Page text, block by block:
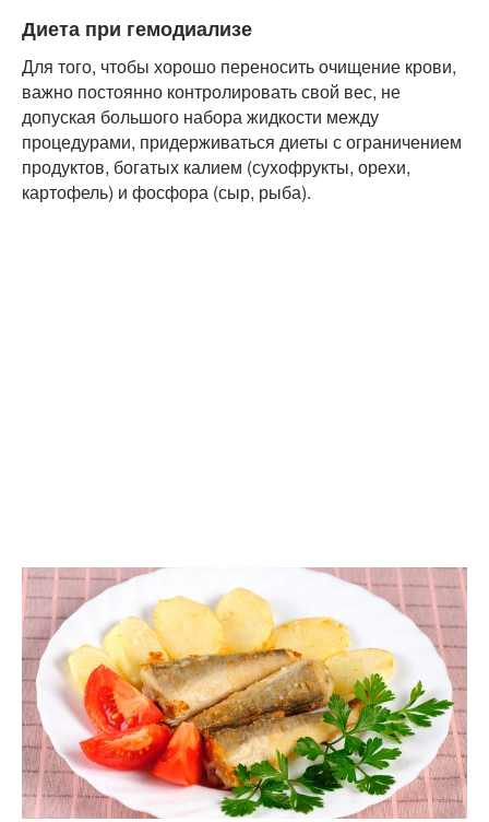
Диета при гемодиализе
Для того, чтобы хорошо переносить очищение крови,
важно постоянно контролировать свой вес, не
допуская большого набора жидкости между
процедурами, придерживаться диеты с ограничением
продуктов, богатых калием (сухофрукты, орехи,
картофель) и фосфора (сыр, рыба).